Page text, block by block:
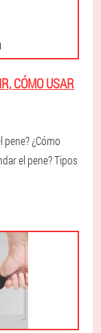
CÓMO USAR
¿Cómo
el pene? Tipos